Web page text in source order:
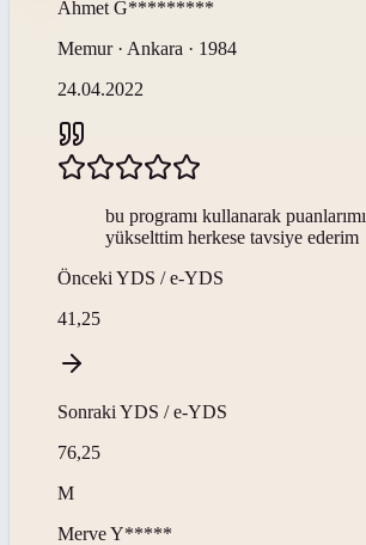
Ahmet G*********
Memur · Ankara · 1984
24.04.2022
bu programı kullanarak puanlarımı
yükselttim herkese tavsiye ederim
Önceki YDS / e-YDS
41,25
Sonraki YDS / e-YDS
76,25
M
MerveY*****